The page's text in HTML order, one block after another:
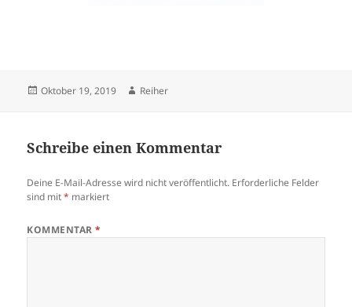
Veröffentlicht
Oktober 19, 2019 Autor
Reiher
Schreibe einen Kommentar
Deine E-Mail-Adresse wird nicht veröffentlicht. Erforderliche Felder
sind mit* markiert
KOMMENTAR*